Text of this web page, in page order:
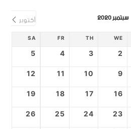
سبتمبر 2020 أكتوبر
WE
TH
FR
SA
2
3
4
5
9
10
11
12
16
17
18
19
23
24
25
26